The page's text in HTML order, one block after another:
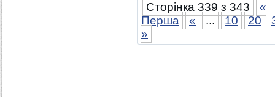
Сторінка 339 з 343
«
Перша
« ... 10 20
»